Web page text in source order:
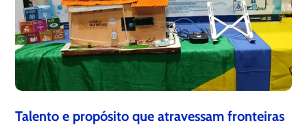
Talento e propósito que atravessam fronteiras